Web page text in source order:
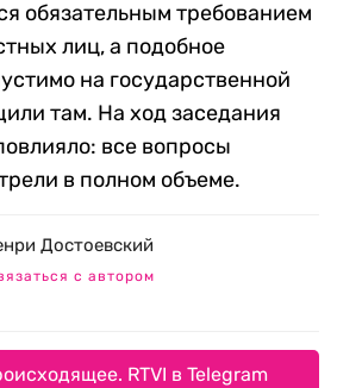
обязательным требованием
лиц, а подобное
на государственной
там. На ход заседания
все вопросы
в полном объеме.
Достоевский
с автором
RTVI в Telegram